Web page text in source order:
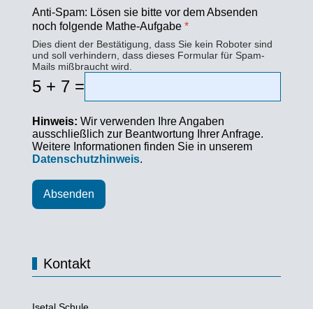
Anti-Spam: Lösen sie bitte vor dem Absenden
noch folgende Mathe-Aufgabe*
Dies dient der Bestätigung, dass Sie kein Roboter sind
und soll verhindern, dass dieses Formular für Spam-
Mails mißbraucht wird.
5 + 7 =
Hinweis: Wir verwenden Ihre Angaben
ausschließlich zur Beantwortung Ihrer Anfrage.
Weitere Informationen finden Sie in unserem
Datenschutzhinweis.
Absenden
Kontakt